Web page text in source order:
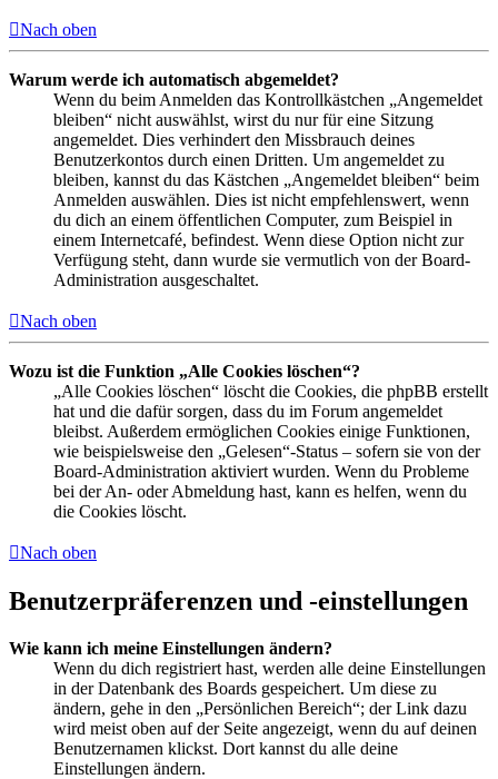
Nach oben
Warum werde ich automatisch abgemeldet?
Wenn du beim Anmelden das Kontrollkästchen „Angemeldet
bleiben“ nicht auswählst, wirst du nur für eine Sitzung
angemeldet. Dies verhindert den Missbrauch deines
Benutzerkontos durch einen Dritten. Um angemeldet zu
bleiben, kannst du das Kästchen „Angemeldet bleiben“ beim
Anmelden auswählen. Dies ist nicht empfehlenswert, wenn
du dich an einem öffentlichen Computer, zum Beispiel in
einem Internetcafé, befindest. Wenn diese Option nicht zur
Verfügung steht, dann wurde sie vermutlich von der Board-
Administration ausgeschaltet.
Nach oben
Wozu ist die Funktion „Alle Cookies löschen“?
„Alle Cookies löschen“ löscht die Cookies, die phpBB erstellt
hat und die dafür sorgen, dass du im Forum angemeldet
bleibst. Außerdem ermöglichen Cookies einige Funktionen,
wie beispielsweise den „Gelesen“-Status – sofern sie von der
Board-Administration aktiviert wurden. Wenn du Probleme
bei der An- oder Abmeldung hast, kann es helfen, wenn du
die Cookies löscht.
Nach oben
Benutzerpräferenzen und -einstellungen
Wie kann ich meine Einstellungen ändern?
Wenn du dich registriert hast, werden alle deine Einstellungen
in der Datenbank des Boards gespeichert. Um diese zu
ändern, gehe in den „Persönlichen Bereich“; der Link dazu
wird meist oben auf der Seite angezeigt, wenn du auf deinen
Benutzernamen klickst. Dort kannst du alle deine
Einstellungen ändern.